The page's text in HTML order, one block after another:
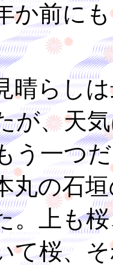
か前に
らしは
が、天
う一つ
丸の石
。上も
て桜、